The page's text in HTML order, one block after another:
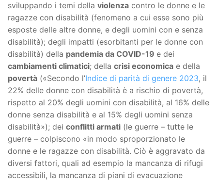
sviluppando i temi della violenza contro le donne e le
ragazze con disabilità (fenomeno a cui esse sono più
esposte delle altre donne, e degli uomini con e senza
disabilità); degli impatti (esorbitanti per le donne con
disabilità) della pandemia da COVID-19 e dei
cambiamenti climatici; della crisi economica e della
povertà («Secondo l’Indice di parità di genere 2023, il
22% delle donne con disabilità è a rischio di povertà,
rispetto al 20% degli uomini con disabilità, al 16% delle
donne senza disabilità e al 15% degli uomini senza
disabilità»); dei conflitti armati (le guerre – tutte le
guerre – colpiscono «in modo sproporzionato le
donne e le ragazze con disabilità. Ciò è aggravato da
diversi fattori, quali ad esempio la mancanza di rifugi
accessibili, la mancanza di piani di evacuazione